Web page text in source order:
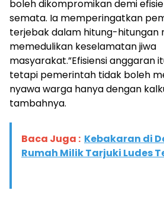
boleh dikompromikan demi
semata. Ia memperingatkan
terjebak dalam hitung-hitungan
memedulikan keselamatan jiwa
masyarakat.”Efisiensi anggaran
tetapi pemerintah tidak boleh
nyawa warga hanya dengan
tambahnya.
Baca Juga : Kebakaran di
Rumah Milik Tarjuki Ludes